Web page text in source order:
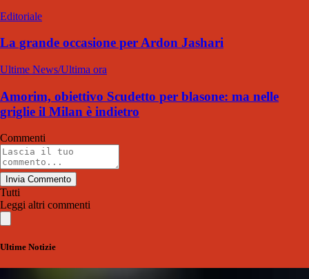
Editoriale
La grande occasione per Ardon Jashari
Ultime News/Ultima ora
Amorim, obiettivo Scudetto per blasone: ma nelle
griglie il Milan è indietro
Commenti
Invia Commento
Tutti
Leggi altri commenti
Ultime Notizie